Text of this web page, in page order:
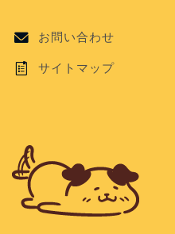
お問い合わせ
サイトマップ